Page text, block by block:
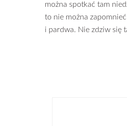
można spotkać tam
to nie można
i pardwa. Nie zdziw się